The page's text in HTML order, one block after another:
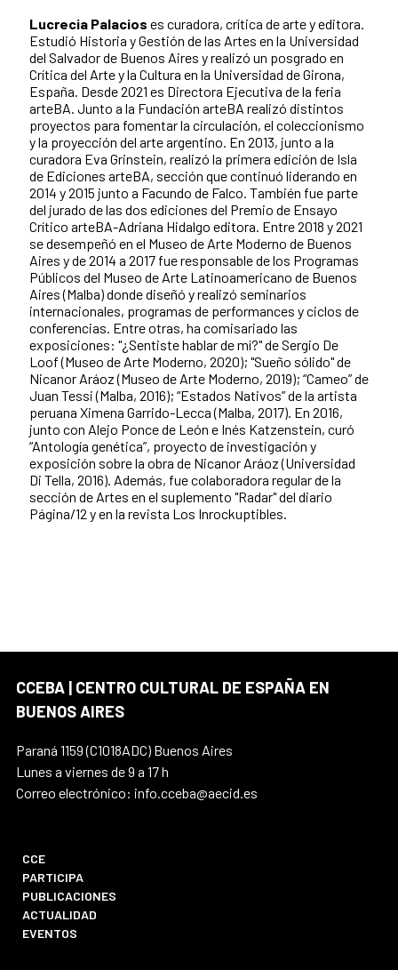
Lucrecia Palacios es curadora, crítica de arte y editora.
Estudió Historia y Gestión de las Artes en la Universidad
del Salvador de Buenos Aires y realizó un posgrado en
Crítica del Arte y la Cultura en la Universidad de Girona,
España. Desde 2021 es Directora Ejecutiva de la feria
arteBA. Junto a la Fundación arteBA realizó distintos
proyectos para fomentar la circulación, el coleccionismo
y la proyección del arte argentino. En 2013, junto a la
curadora Eva Grinstein, realizó la primera edición de Isla
de Ediciones arteBA, sección que continuó liderando en
2014 y 2015 junto a Facundo de Falco. También fue parte
del jurado de las dos ediciones del Premio de Ensayo
Crítico arteBA-Adriana Hidalgo editora. Entre 2018 y 2021
se desempeñó en el Museo de Arte Moderno de Buenos
Aires y de 2014 a 2017 fue responsable de los Programas
Públicos del Museo de Arte Latinoamericano de Buenos
Aires (Malba) donde diseñó y realizó seminarios
internacionales, programas de performances y ciclos de
conferencias. Entre otras, ha comisariado las
exposiciones: "¿Sentiste hablar de mí?" de Sergio De
Loof (Museo de Arte Moderno, 2020); "Sueño sólido" de
Nicanor Aráoz (Museo de Arte Moderno, 2019); “Cameo” de
Juan Tessi (Malba, 2016); “Estados Nativos” de la artista
peruana Ximena Garrido-Lecca (Malba, 2017). En 2016,
junto con Alejo Ponce de León e Inés Katzenstein, curó
“Antología genética”, proyecto de investigación y
exposición sobre la obra de Nicanor Aráoz (Universidad
Di Tella, 2016). Además, fue colaboradora regular de la
sección de Artes en el suplemento "Radar" del diario
Página/12 y en la revista Los Inrockuptibles.
CCEBA | CENTRO CULTURAL DE ESPAÑA EN
BUENOS AIRES
Paraná 1159 (C1018ADC) Buenos Aires
Lunes a viernes de 9 a 17 h
Correo electrónico: info.cceba@aecid.es
CCE
PARTICIPA
PUBLICACIONES
ACTUALIDAD
EVENTOS